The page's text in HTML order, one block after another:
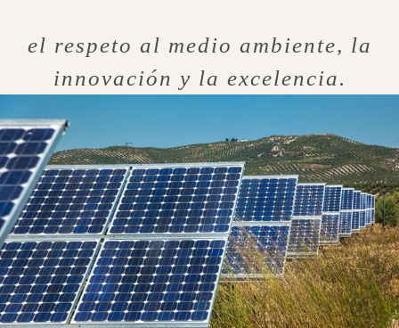
el respeto al medio ambiente, la
innovación y la excelencia.